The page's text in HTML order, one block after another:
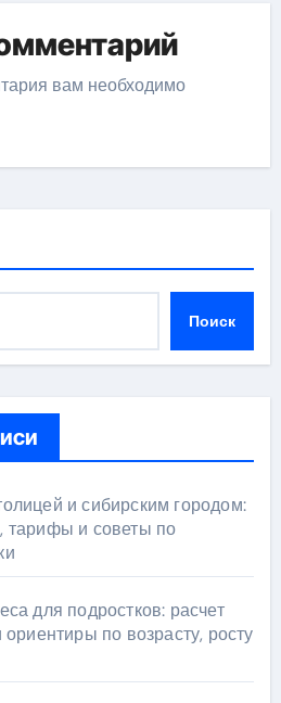
вам необходимо
Поиск
и сибирским городом:
тарифы и советы по
для подростков: расчет
по возрасту, росту